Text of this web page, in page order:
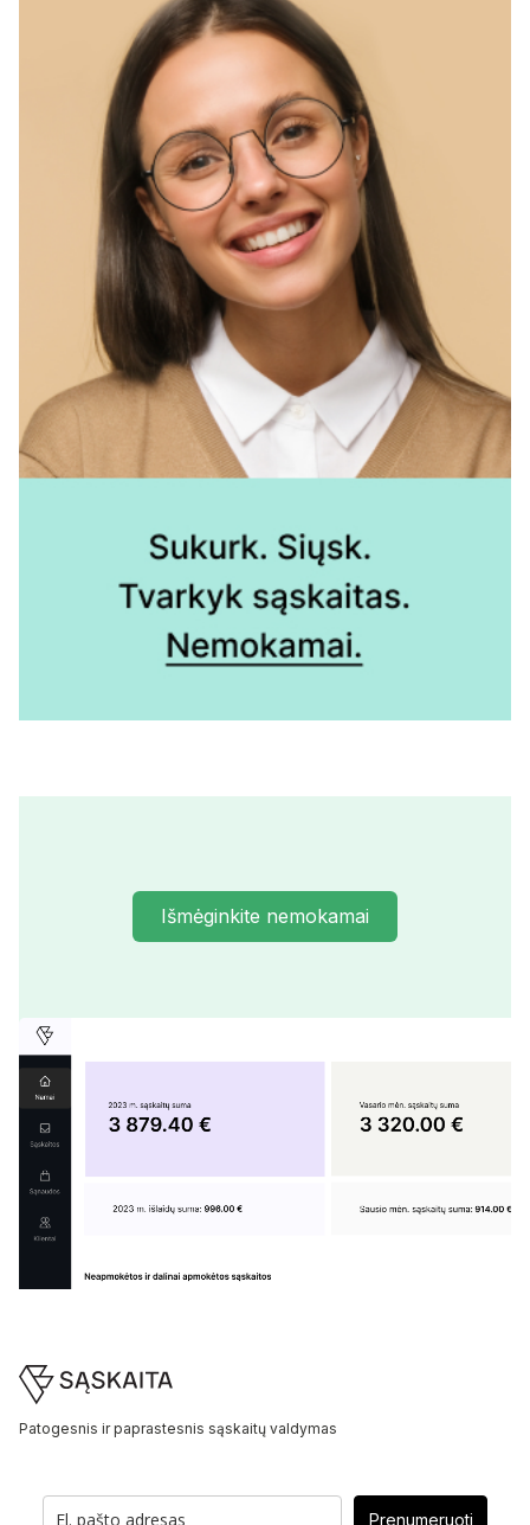
Išmėginkite nemokamai
Footer
Patogesnis ir paprastesnis sąskaitų valdymas
Prenumeruoti